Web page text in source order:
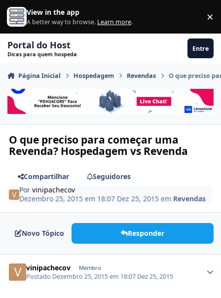
Ir para conteúdo
View in the app
A better way to browse. Learn more. ×
Portal do Host
Dicas para quem hospeda
Entre
Página Inicial Hospedagem Revendas O que preciso
O que preciso para começar uma
Revenda? Hospedagem vs Revenda
Compartilhar
Seguidores
Porvinipachecov
Dezembro 25, 2015 em 18:07 Dez 25, 2015 em Revendas
Novo Tópico Responder
vinipachecov Membro
Postado Dezembro 25, 2015 em 18:07 Dez 25, 2015